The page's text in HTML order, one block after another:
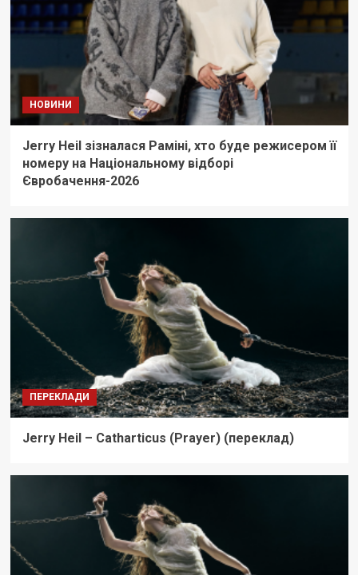
НОВИНИ
Jerry Heil зізналася Раміні, хто буде режисером її
номеру на Національному відборі
Євробачення-2026
ПЕРЕКЛАДИ
Jerry Heil – Catharticus (Prayer) (переклад)